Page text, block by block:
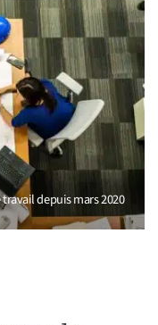
depuis mars 2020